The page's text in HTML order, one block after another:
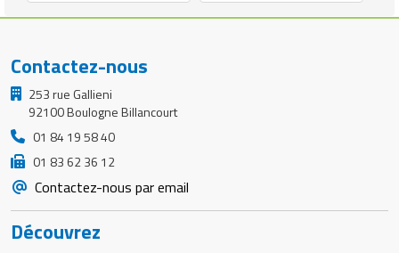
Contactez-nous
253 rue Gallieni
92100 Boulogne Billancourt
01 84 19 58 40
01 83 62 36 12
Contactez-nous par email
Découvrez